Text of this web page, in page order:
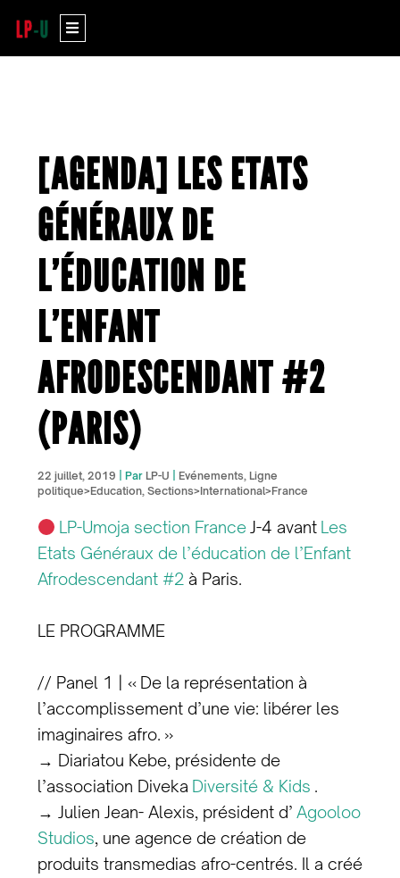
au
Menu
[AGENDA] LES ETATS
GÉNÉRAUX DE
L’ÉDUCATION DE
L’ENFANT
AFRODESCENDANT #2
(PARIS)
22 juillet, 2019 | Par LP-U Evénements, Ligne
politique>Education, Sections>International>France
LP-Umoja section France J-4 avant Les
Etats Généraux de l’éducation de l’Enfant
Afrodescendant #2 à Paris.
LE PROGRAMME
// Panel 1 | « De la représentation à
l’accomplissement d’une vie: libérer les
imaginaires afro. »
→ Diariatou Kebe, présidente de
l’association Diveka Diversité & Kids .
→ Julien Jean- Alexis, président d’ Agooloo
Studios, une agence de création de
produits transmedias afro-centrés. Il a créé